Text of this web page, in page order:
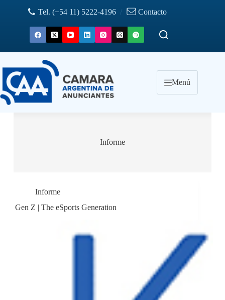
Tel. (+54 11) 5222-4196 / Contacto
Menú
Informe
Informe
Gen Z | The eSports Generation